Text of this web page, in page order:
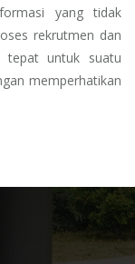
yang tidak
rekrutmen dan
tepat untuk suatu
memperhatikan